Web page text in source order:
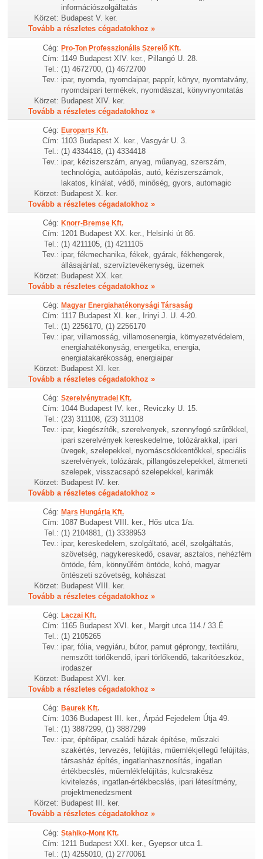
információszolgáltatás
Körzet: Budapest V. ker.
Tovább a részletes cégadatokhoz »
Cég: Pro-Ton Professzionális Szerelő Kft.
Cím: 1149 Budapest XIV. ker., Pillangó U. 28.
Tel.: (1) 4672700, (1) 4672700
Tev.: ipar, nyomda, nyomdaipar, pappír, könyv, nyomtatvány,
nyomdaipari termékek, nyomdászat, könyvnyomtatás
Körzet: Budapest XIV. ker.
Tovább a részletes cégadatokhoz »
Cég: Europarts Kft.
Cím: 1103 Budapest X. ker., Vasgyár U. 3.
Tel.: (1) 4334418, (1) 4334418
Tev.: ipar, kéziszerszám, anyag, műanyag, szerszám,
technológia, autóápolás, autó, kéziszerszámok,
lakatos, kínálat, védő, minőség, gyors, automagic
Körzet: Budapest X. ker.
Tovább a részletes cégadatokhoz »
Cég: Knorr-Bremse Kft.
Cím: 1201 Budapest XX. ker., Helsinki út 86.
Tel.: (1) 4211105, (1) 4211105
Tev.: ipar, fékmechanika, fékek, gyárak, fékhengerek,
állásajánlat, szervíztevékenység, üzemek
Körzet: Budapest XX. ker.
Tovább a részletes cégadatokhoz »
Cég: Magyar Energiahatékonysági Társaság
Cím: 1117 Budapest XI. ker., Irinyi J. U. 4-20.
Tel.: (1) 2256170, (1) 2256170
Tev.: ipar, villamosság, villamosenergia, környezetvédelem,
energiahatékonyság, energetika, energia,
energiatakarékosság, energiaipar
Körzet: Budapest XI. ker.
Tovább a részletes cégadatokhoz »
Cég: Szerelvénytradei Kft.
Cím: 1044 Budapest IV. ker., Reviczky U. 15.
Tel.: (23) 311108, (23) 311108
Tev.: ipar, kiegészítők, szerelvenyek, szennyfogó szűrőkkel,
ipari szerelvények kereskedelme, tolózárakkal, ipari
üvegek, szelepekkel, nyomáscsökkentőkkel, speciális
szerelvények, tolózárak, pillangószelepekkel, átmeneti
szelepek, visszacsapó szelepekkel, karimák
Körzet: Budapest IV. ker.
Tovább a részletes cégadatokhoz »
Cég: Mars Hungária Kft.
Cím: 1087 Budapest VIII. ker., Hős utca 1/a.
Tel.: (1) 2104881, (1) 3338953
Tev.: ipar, kereskedelem, szolgáltató, acél, szolgáltatás,
szövetség, nagykereskedő, csavar, asztalos, nehézfém
öntöde, fém, könnyűfém öntöde, kohó, magyar
öntészeti szövetség, kohászat
Körzet: Budapest VIII. ker.
Tovább a részletes cégadatokhoz »
Cég: Laczai Kft.
Cím: 1165 Budapest XVI. ker., Margit utca 114./ 33.É
Tel.: (1) 2105265
Tev.: ipar, fólia, vegyiáru, bútor, pamut géprongy, textiláru,
nemszőtt törlőkendő, ipari törlőkendő, takarítóeszköz,
irodaszer
Körzet: Budapest XVI. ker.
Tovább a részletes cégadatokhoz »
Cég: Baurek Kft.
Cím: 1036 Budapest III. ker., Árpád Fejedelem Útja 49.
Tel.: (1) 3887299, (1) 3887299
Tev.: ipar, építőipar, családi házak építése, műszaki
szakértés, tervezés, felújítás, műemlékjellegű felújítás,
társasház építés, ingatlanhasznosítás, ingatlan
értékbecslés, műemlékfelújítás, kulcsrakész
kivitelezés, ingatlan-értékbecslés, ipari létesítmény,
projektmenedzsment
Körzet: Budapest III. ker.
Tovább a részletes cégadatokhoz »
Cég: Stahlko-Mont Kft.
Cím: 1211 Budapest XXI. ker., Gyepsor utca 1.
Tel.: (1) 4255010, (1) 2770061